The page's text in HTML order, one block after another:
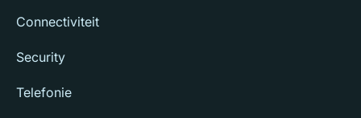
Connectiviteit
Security
Telefonie